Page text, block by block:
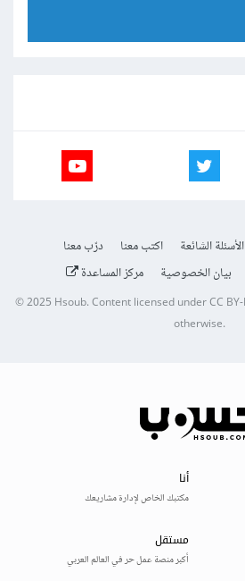
الأسئلة الشائعة اكتب معنا
درّب معنا
بيان الخصوصية مركز المساعدة
© 2025Hsoub.Content licensed underCC
otherwise.